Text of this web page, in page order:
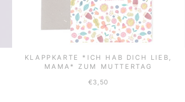
KLAPPKARTE *ICH HAB DICH LIEB,
MAMA* ZUM MUTTERTAG
€3,50